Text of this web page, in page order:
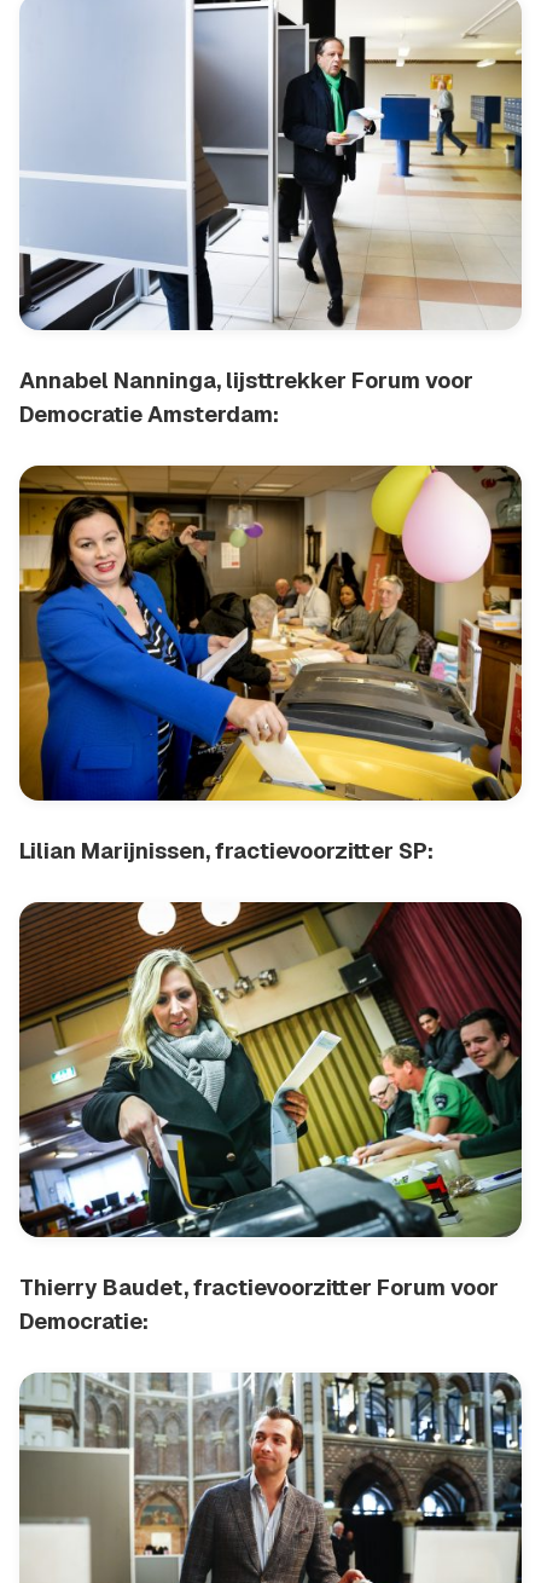
Annabel Nanninga, lijsttrekker Forum voor
Democratie Amsterdam:
Lilian Marijnissen, fractievoorzitter SP:
Thierry Baudet, fractievoorzitter Forum voor
Democratie: